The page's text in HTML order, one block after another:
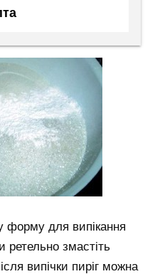
форму для випікання
ретельно змастіть
випічки пиріг можна